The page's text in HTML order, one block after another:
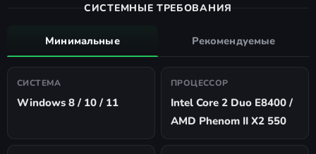
СИСТЕМНЫЕ ТРЕБОВАНИЯ
Минимальные Рекомендуемые
СИСТЕМА
Windows 8 / 10 / 11
ПРОЦЕССОР
Intel Core 2 Duo E8400 /
AMD Phenom II X2 550